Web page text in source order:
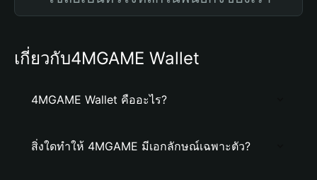
เกี่ยวกับ4MGAME Wallet
4MGAME Wallet คืออะไร?
สิ่งใดทำให้ 4MGAME มีเอกลักษณ์เฉพาะตัว?